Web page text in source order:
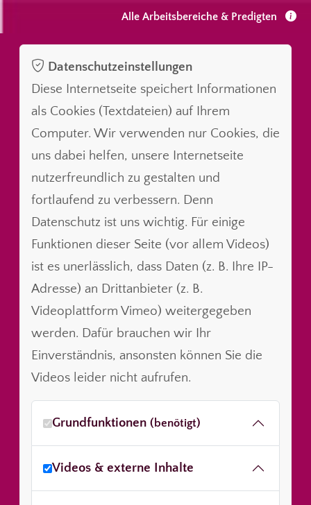
Alle Arbeitsbereiche & Predigten
Datenschutzeinstellungen
Diese Internetseite speichert Informationen
als Cookies (Textdateien) auf Ihrem
Computer. Wir verwenden nur Cookies, die
uns dabei helfen, unsere Internetseite
nutzerfreundlich zu gestalten und
fortlaufend zu verbessern. Denn
Datenschutz ist uns wichtig. Für einige
Funktionen dieser Seite (vor allem Videos)
ist es unerlässlich, dass Daten (z. B. Ihre IP-
Adresse) an Drittanbieter (z. B.
Videoplattform Vimeo) weitergegeben
werden. Dafür brauchen wir Ihr
Einverständnis, ansonsten können Sie die
Videos leider nicht aufrufen.
Grundfunktionen (benötigt)
Videos & externe Inhalte